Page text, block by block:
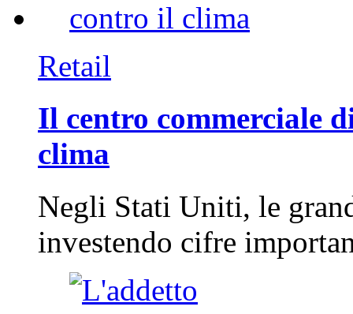
Retail
Il centro commerciale
clima
Negli Stati Uniti, le
investendo cifre